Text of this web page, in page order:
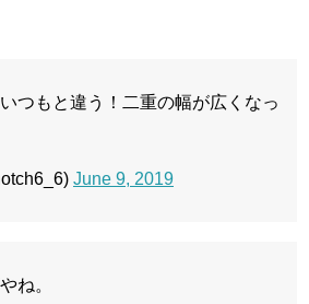
つもと違う！二重の幅が広くなっ
June 9, 2019
ね。